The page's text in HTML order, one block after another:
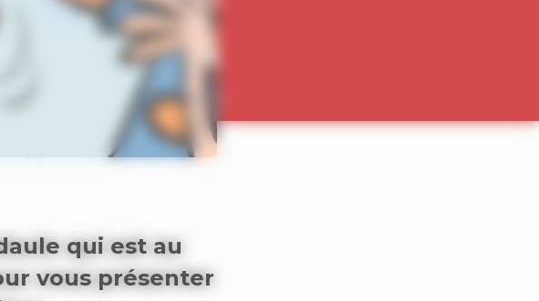
qui est au
vous présenter